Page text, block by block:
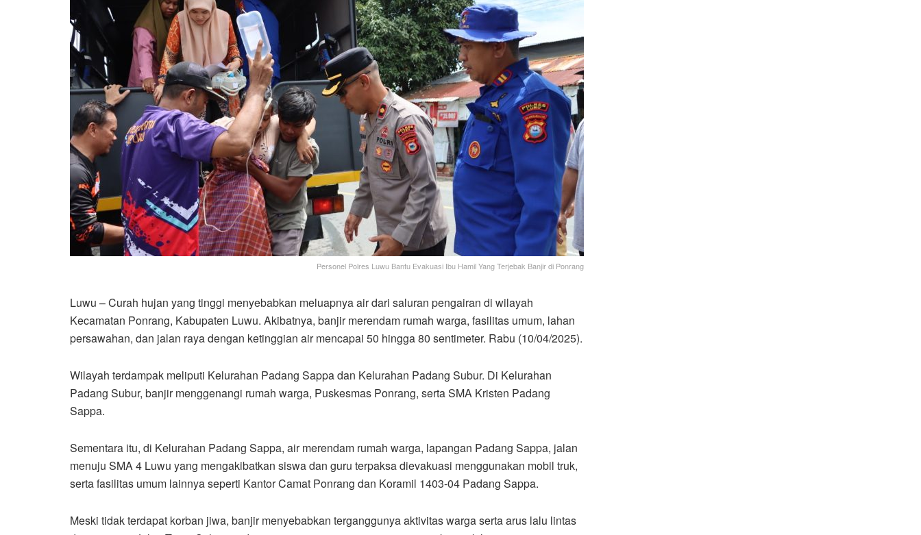
Personel Polres Luwu Bantu Evakuasi Ibu Hamil Yang Terjebak Banjir di Ponrang
Luwu – Curah hujan yang tinggi menyebabkan meluapnya air dari saluran pengairan di wilayah
Kecamatan Ponrang, Kabupaten Luwu. Akibatnya, banjir merendam rumah warga, fasilitas umum, lahan
persawahan, dan jalan raya dengan ketinggian air mencapai 50 hingga 80 sentimeter. Rabu (10/04/2025).
Wilayah terdampak meliputi Kelurahan Padang Sappa dan Kelurahan Padang Subur. Di Kelurahan
Padang Subur, banjir menggenangi rumah warga, Puskesmas Ponrang, serta SMA Kristen Padang
Sappa.
Sementara itu, di Kelurahan Padang Sappa, air merendam rumah warga, lapangan Padang Sappa, jalan
menuju SMA 4 Luwu yang mengakibatkan siswa dan guru terpaksa dievakuasi menggunakan mobil truk,
serta fasilitas umum lainnya seperti Kantor Camat Ponrang dan Koramil 1403-04 Padang Sappa.
Meski tidak terdapat korban jiwa, banjir menyebabkan terganggunya aktivitas warga serta arus lalu lintas